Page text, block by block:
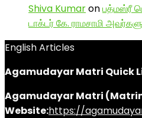
Shiva Kumaronபத்மஸ்ரீ
டாக்டர் கே. ராமசாமி
English Articles
Agamudayar Matri Quick
Agamudayar Matri
Website:https://